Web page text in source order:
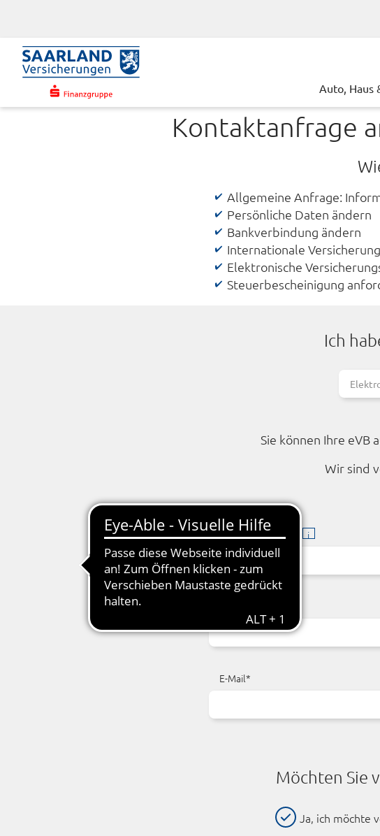
Auto, Haus
Kontaktanfrage
Allgemeine Anfrage:
Persönliche Daten ändern
Bankverbindung ändern
Internationale
Elektronische
Steuerbescheinigung
Ich
Sie können Ihre eVB
Wir sind
Vertragsnummer
E-Mail*
Möchten Sie
Ja, ich möchte